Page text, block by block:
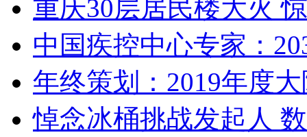
重庆30层居民楼大火
中国疾控中心专家：
年终策划：2019年度
悼念冰桶挑战发起人